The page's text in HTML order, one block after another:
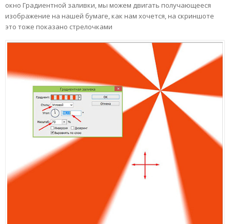
окно Градиентной заливки, мы можем двигать получающееся
изображение на нашей бумаге, как нам хочется, на скриншоте
это тоже показано стрелочками